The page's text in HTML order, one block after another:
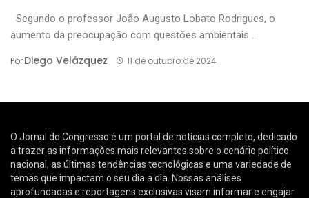
Segundo o professor João Augusto Lobato Rodrigues, o
aumento da preocupação com questões ambientais ...
PorDiego Velázquez 11 de outubro de 2024
O Jornal do Congresso é um portal de notícias completo, dedicado
a trazer as informações mais relevantes sobre o cenário político
nacional, as últimas tendências tecnológicas e uma variedade de
temas que impactam o seu dia a dia. Nossas análises
aprofundadas e reportagens exclusivas visam informar e engajar